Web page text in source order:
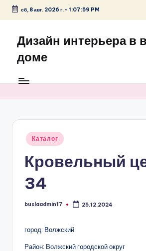
Перейти
содержимому
сб, 8 авг. 2026 г.- 1:07:59 PM
Дизайн интерьера в
доме
Опубликовано
Каталог
Кровельный
34
Запись
buslaadmin17 25.12.2024
город: Волжский
Район: Волжский городской округ